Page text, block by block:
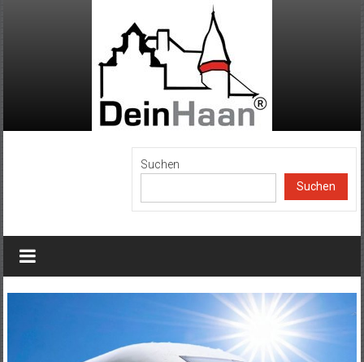
Suchen
Suchen